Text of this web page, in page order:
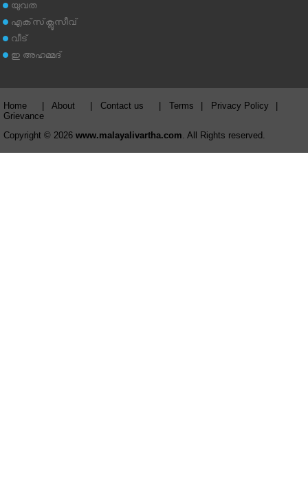
യുവത
എക്‌സ്‌ക്ലൂസീവ്
വീട്
ഇ അഹമ്മദ്‌
Home About Contact us Terms Privacy Policy
Grievance
Copyright © 2026 www.malayalivartha.com . All Rights reserved.